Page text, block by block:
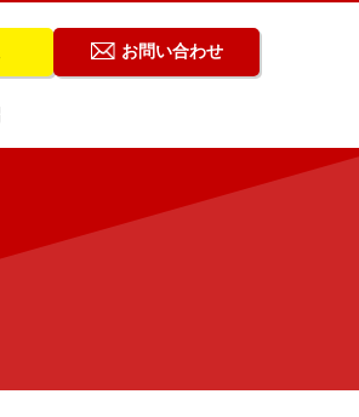
お問い合わせ